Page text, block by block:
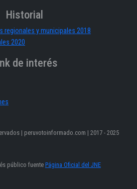
Historial
regionales y municipales 2018
2020
de interés
| peruvotoinformado.com | 2017 - 2025
público fuente Página Oficial del JNE